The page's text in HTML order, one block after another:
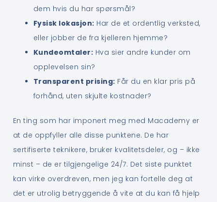
dem hvis du har spørsmål?
Fysisk lokasjon: Har de et ordentlig verksted,
eller jobber de fra kjelleren hjemme?
Kundeomtaler: Hva sier andre kunder om
opplevelsen sin?
Transparent prising: Får du en klar pris på
forhånd, uten skjulte kostnader?
En ting som har imponert meg med Macademy er
at de oppfyller alle disse punktene. De har
sertifiserte teknikere, bruker kvalitetsdeler, og – ikke
minst – de er tilgjengelige 24/7. Det siste punktet
kan virke overdreven, men jeg kan fortelle deg at
det er utrolig betryggende å vite at du kan få hjelp